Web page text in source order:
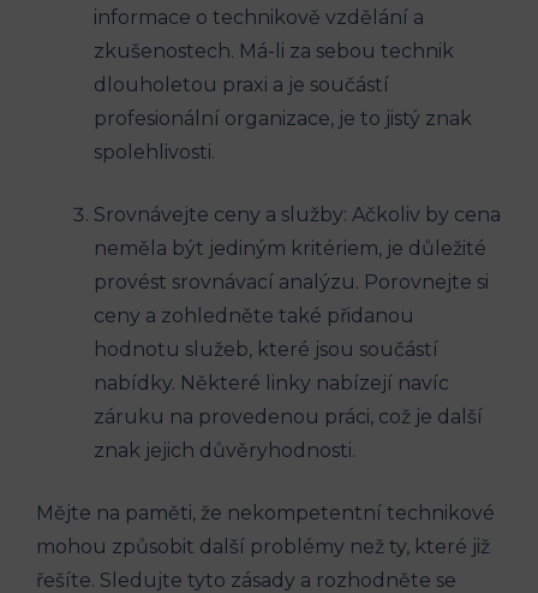
informace o technikově vzdělání‍ a
zkušenostech. Má-li‍ za sebou technik
dlouholetou praxi a je součástí ​
profesionální organizace, ‌je⁤ to jistý znak
spolehlivosti.
Srovnávejte ceny​ a služby: Ačkoliv by cena
neměla‌ být jediným kritériem, je důležité
provést srovnávací analýzu. Porovnejte si
ceny a zohledněte také přidanou
hodnotu služeb, ​které jsou⁢ součástí
nabídky. Některé linky ⁢nabízejí navíc
záruku na provedenou práci, což je další
znak jejich důvěryhodnosti.
Mějte⁤ na paměti, že nekompetentní technikové
mohou způsobit další ‍problémy než ty, které již
řešíte. Sledujte ⁣tyto zásady a rozhodněte se